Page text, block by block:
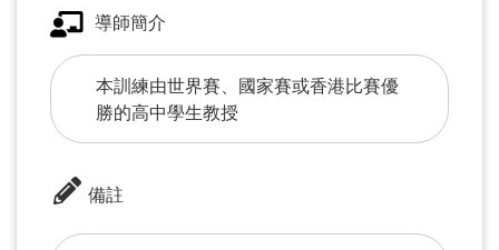
導師簡介
本訓練由世界賽、國家賽或香港比賽優
勝的高中學生教授
備註